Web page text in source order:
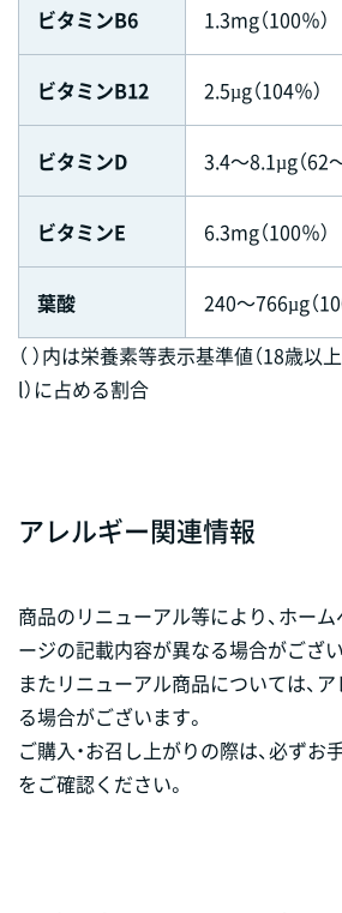
ビタミンB6 1.3mg（100％）
ビタミンB12 2.5µg（104％）
ビタミンD 3.4～8.1µg（62
ビタミンE 6.3mg（100％）
葉酸
240～766µg（
（ ）内は栄養素等表示基準値（18歳以
l）に占める割合
アレルギー関連情報
商品のリニューアル等により、ホー
ージの記載内容が異なる場合がござい
またリニューアル商品については、
る場合がございます。
ご購入・お召し上がりの際は、必ず
をご確認ください。